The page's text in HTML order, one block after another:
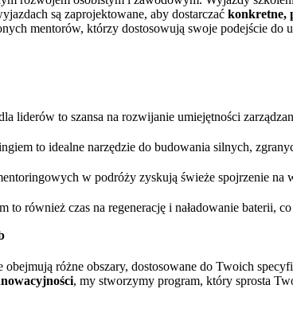
są zaprojektowane, aby dostarczać konkretne,
mentorów, którzy dostosowują swoje podejście
liderów to szansa na rozwijanie umiejętności
to idealne narzędzie do budowania silnych,
w podróży zyskują świeże spojrzenie
to również czas na regenerację i naładowanie baterii,
różne obszary, dostosowane do Twoich
, my stworzymy program, który sprosta